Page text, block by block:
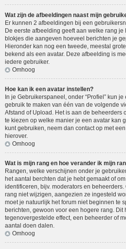
Wat zijn de afbeeldingen naast mijn
Er kunnen 2 afbeeldingen bij een
De eerste afbeelding geeft aan welke rang
blokjes die aangeven hoeveel berichten je
Hieronder kan nog een tweede, meestal
bekend als een avatar. Deze afbeelding is
iedere gebruiker.
Omhoog
Hoe kan ik een avatar instellen?
In je Gebruikerspaneel, onder “Profiel” kun
gebruik te maken van één van de volgende
Afstand of Upload. Het is aan de beheerders
te kiezen op welke manier je een avatar kan
kunt gebruiken, neem dan contact op met
hierover.
Omhoog
Wat is mijn rang en hoe verander ik mijn
Rangen, welke verschijnen onder je
het aantal berchten dat je hebt gemaakt of
identificeren, bijv. moderators en
rang niet wijzigen, aangezien ze ingesteld
moet je natuurlijk het forum niet beginnen te
berichten, gewoon voor een hogere rang. Dit
tegenovergestelde effect, een beheerder of
aantal doen dalen.
Omhoog